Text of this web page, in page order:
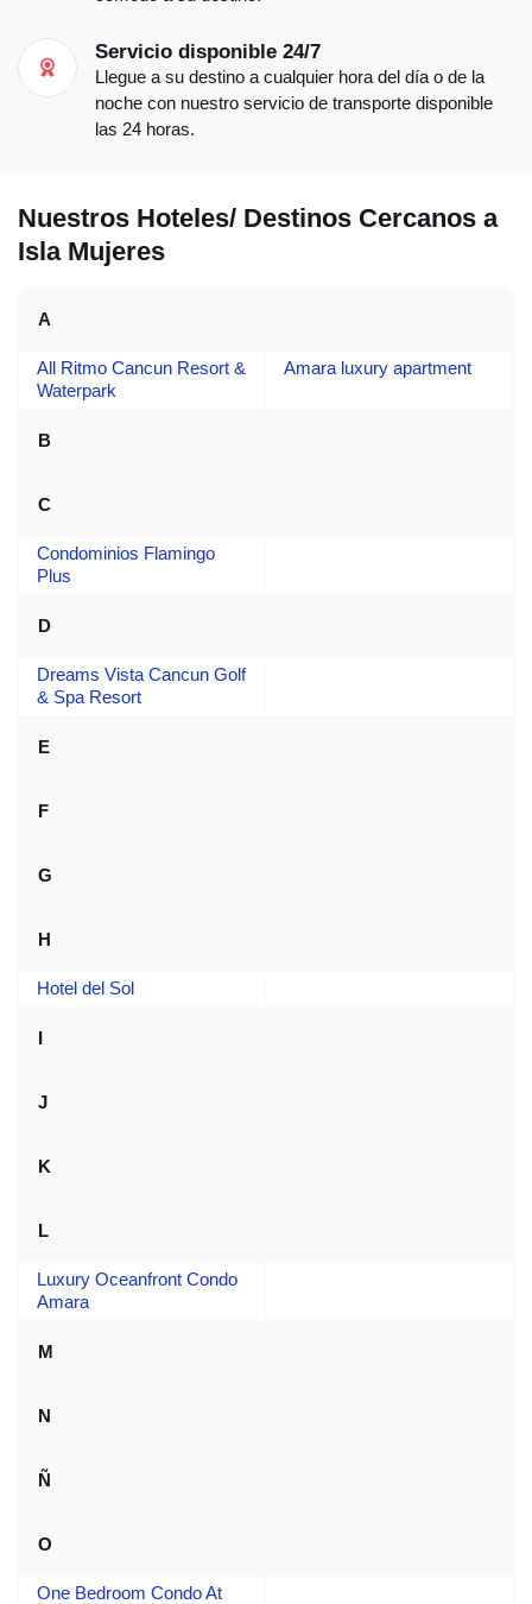
Servicio disponible 24/7
Llegue a su destino a cualquier hora del día o de la
noche con nuestro servicio de transporte disponible
las 24 horas.
Nuestros Hoteles/ Destinos Cercanos a
Isla Mujeres
A
All Ritmo Cancun Resort &
Waterpark
Amara luxury apartment
B
C
Condominios Flamingo
Plus
D
Dreams Vista Cancun Golf
& Spa Resort
E
F
G
H
Hotel del Sol
J
K
L
Luxury Oceanfront Condo
Amara
M
N
Ñ
O
One Bedroom Condo At